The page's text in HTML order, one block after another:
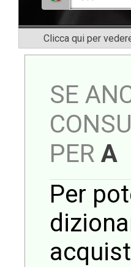
Clicca qui per
SE
PER A
Per